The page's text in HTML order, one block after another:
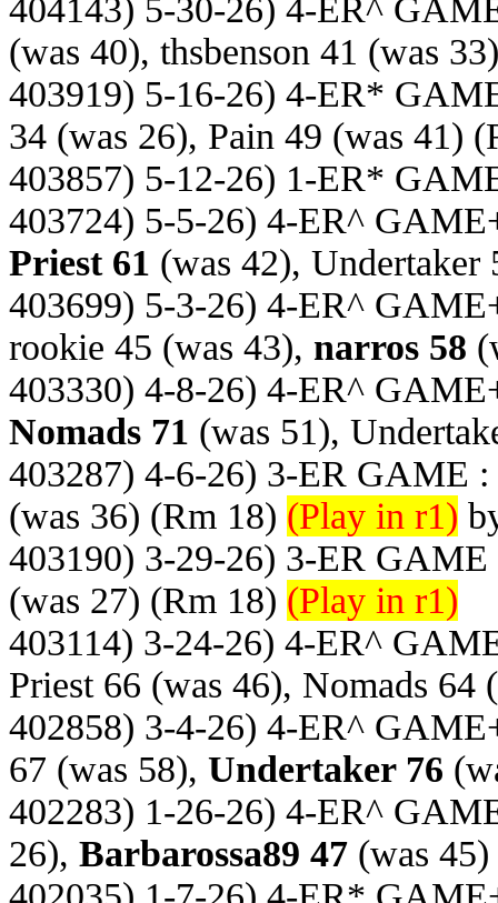
404143) 5-30-26) 4-ER^
(was 40), thsbenson 41 (was 33)
403919) 5-16-26) 4-ER*
34 (was 26), Pain 49 (was 41)
403857) 5-12-26) 1-ER*
403724) 5-5-26) 4-ER^
Priest 61 (was 42), Undertaker
403699) 5-3-26) 4-ER^
rookie 45 (was 43), narros 58
403330) 4-8-26) 4-ER^
Nomads 71 (was 51),
403287) 4-6-26) 3-ER GAME :
(was 36) (Rm 18) (Play in r1)
403190) 3-29-26) 3-ER
(was 27) (Rm 18) (Play in r1)
403114) 3-24-26) 4-ER^
Priest 66 (was 46), Nomads 64
402858) 3-4-26) 4-ER^
67 (was 58), Undertaker 76
402283) 1-26-26) 4-ER^
26), Barbarossa89 47 (was 45)